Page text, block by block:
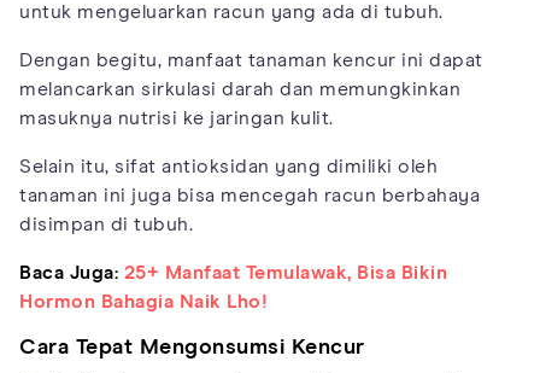
untuk mengeluarkan racun yang ada di tubuh.
Dengan begitu, manfaat tanaman kencur ini dapat
melancarkan sirkulasi darah dan memungkinkan
masuknya nutrisi ke jaringan kulit.
Selain itu, sifat antioksidan yang dimiliki oleh
tanaman ini juga bisa mencegah racun berbahaya
disimpan di tubuh.
Baca Juga: 25+ Manfaat Temulawak, Bisa Bikin
Hormon Bahagia Naik Lho!
Cara Tepat Mengonsumsi Kencur